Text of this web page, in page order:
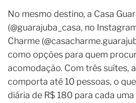
No mesmo destino, a Casa
(@guarajuba_casa, no
Charme
como opções para quem
acomodação. Com três suítes,
comporta até 10 pessoas, o
diária de R$ 180 para cada uma